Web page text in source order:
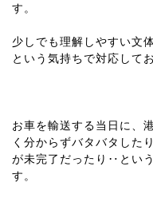
す。
少しでも理解しやすい文
という気持ちで対応して
お車を輸送する当日に、
く分からずバタバタした
が未完了だったり‥とい
す。